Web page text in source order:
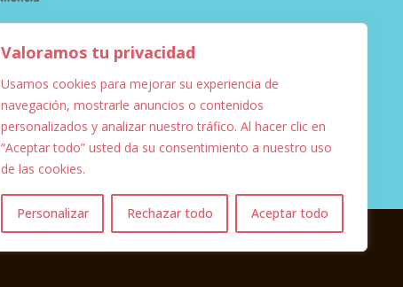
Valoramos tu privacidad
Usamos cookies para mejorar su experiencia de
navegación, mostrarle anuncios o contenidos
personalizados y analizar nuestro tráfico. Al hacer clic en
“Aceptar todo” usted da su consentimiento a nuestro uso
de las cookies.
Personalizar Rechazar todo Aceptar todo